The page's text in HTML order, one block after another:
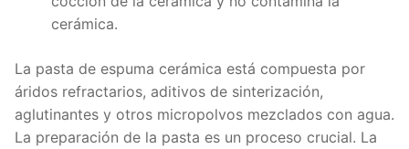
cerámica.
La pasta de espuma cerámica está compuesta por
áridos refractarios, aditivos de sinterización,
aglutinantes y otros micropolvos mezclados con agua.
La preparación de la pasta es un proceso crucial. La